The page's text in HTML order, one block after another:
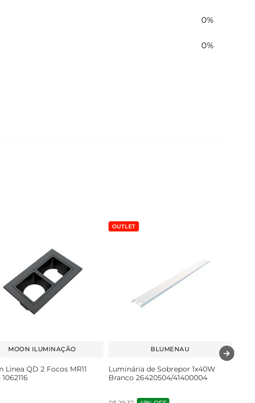
0%
0%
MOON ILUMINAÇÃO
Linea QD 2 Focos MR11
OUTLET
BLUMENAU
Luminária de Sobrepor 1x40W
Branco 26420504/41400004